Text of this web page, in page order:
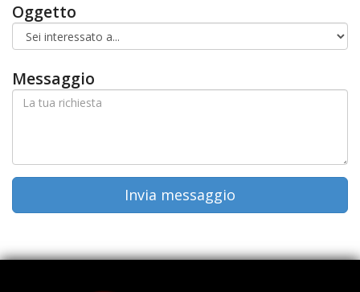
Oggetto
Messaggio
Invia messaggio